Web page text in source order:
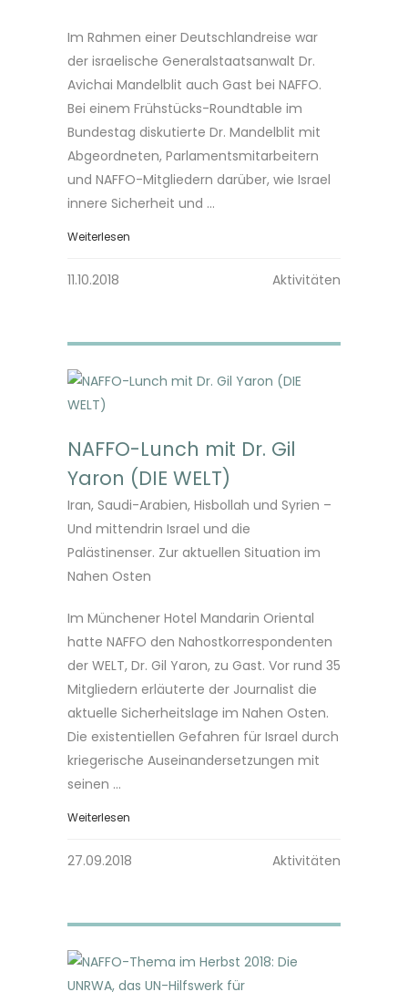
Im Rahmen einer Deutschlandreise war
der israelische Generalstaatsanwalt Dr.
Avichai Mandelblit auch Gast bei NAFFO.
Bei einem Frühstücks-Roundtable im
Bundestag diskutierte Dr. Mandelblit mit
Abgeordneten, Parlamentsmitarbeitern
und NAFFO-Mitgliedern darüber, wie Israel
innere Sicherheit und ...
Weiterlesen
11.10.2018 Aktivitäten
NAFFO-Lunch mit Dr. Gil
Yaron (DIE WELT)
Iran, Saudi-Arabien, Hisbollah und Syrien –
Und mittendrin Israel und die
Palästinenser. Zur aktuellen Situation im
Nahen Osten
Im Münchener Hotel Mandarin Oriental
hatte NAFFO den Nahostkorrespondenten
der WELT, Dr. Gil Yaron, zu Gast. Vor rund 35
Mitgliedern erläuterte der Journalist die
aktuelle Sicherheitslage im Nahen Osten.
Die existentiellen Gefahren für Israel durch
kriegerische Auseinandersetzungen mit
seinen ...
Weiterlesen
27.09.2018 Aktivitäten